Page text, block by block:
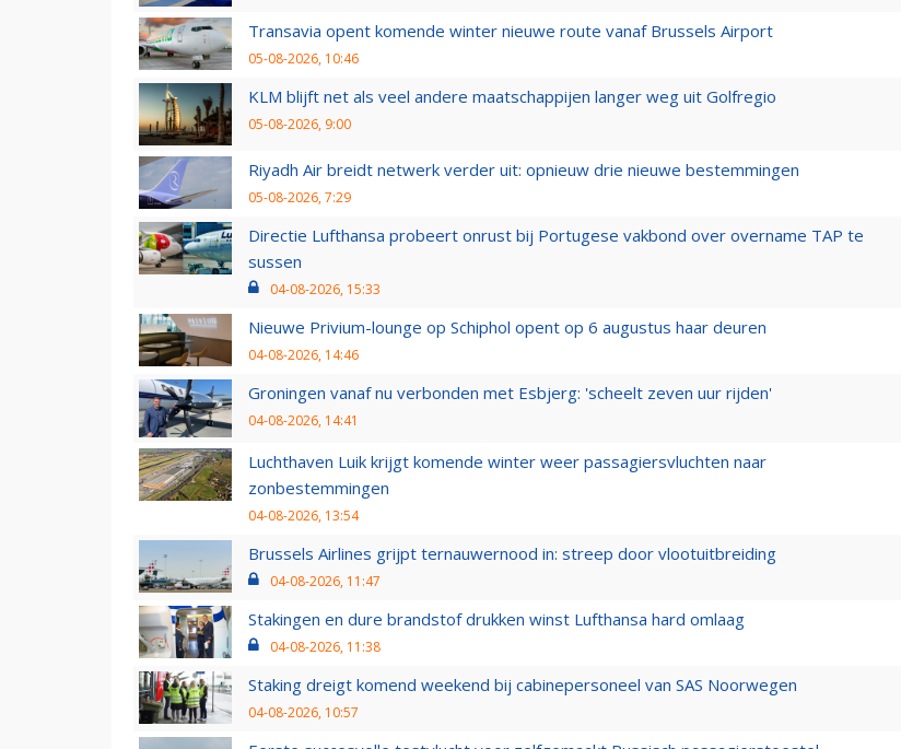
Transavia opent komende winter nieuwe route vanaf Brussels Airport
05-08-2026, 10:46
KLM blijft net als veel andere maatschappijen langer weg uit Golfregio
05-08-2026, 9:00
Riyadh Air breidt netwerk verder uit: opnieuw drie nieuwe bestemmingen
05-08-2026, 7:29
Directie Lufthansa probeert onrust bij Portugese vakbond over overname TAP te
sussen
04-08-2026, 15:33
Nieuwe Privium-lounge op Schiphol opent op 6 augustus haar deuren
04-08-2026, 14:46
Groningen vanaf nu verbonden met Esbjerg: 'scheelt zeven uur rijden'
04-08-2026, 14:41
Luchthaven Luik krijgt komende winter weer passagiersvluchten naar
zonbestemmingen
04-08-2026, 13:54
Brussels Airlines grijpt ternauwernood in: streep door vlootuitbreiding
04-08-2026, 11:47
Stakingen en dure brandstof drukken winst Lufthansa hard omlaag
04-08-2026, 11:38
Staking dreigt komend weekend bij cabinepersoneel van SAS Noorwegen
04-08-2026, 10:57